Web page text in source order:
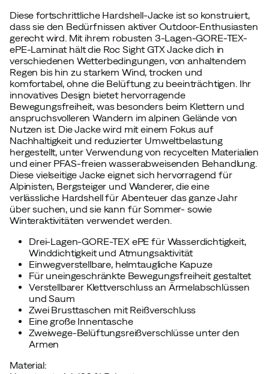
Diese fortschrittliche Hardshell-Jacke ist so konstruiert,
dass sie den Bedürfnissen aktiver Outdoor-Enthusiasten
gerecht wird. Mit ihrem robusten 3-Lagen-GORE-TEX-
ePE-Laminat hält die Roc Sight GTX Jacke dich in
verschiedenen Wetterbedingungen, von anhaltendem
Regen bis hin zu starkem Wind, trocken und
komfortabel, ohne die Belüftung zu beeinträchtigen. Ihr
innovatives Design bietet hervorragende
Bewegungsfreiheit, was besonders beim Klettern und
anspruchsvolleren Wandern im alpinen Gelände von
Nutzen ist. Die Jacke wird mit einem Fokus auf
Nachhaltigkeit und reduzierter Umweltbelastung
hergestellt, unter Verwendung von recycelten Materialien
und einer PFAS-freien wasserabweisenden Behandlung.
Diese vielseitige Jacke eignet sich hervorragend für
Alpinisten, Bergsteiger und Wanderer, die eine
verlässliche Hardshell für Abenteuer das ganze Jahr
über suchen, und sie kann für Sommer- sowie
Winteraktivitäten verwendet werden.
Drei-Lagen-GORE-TEX ePE für Wasserdichtigkeit,
Winddichtigkeit und Atmungsaktivität
Einwegverstellbare, helmtaugliche Kapuze
Für uneingeschränkte Bewegungsfreiheit gestaltet
Verstellbarer Klettverschluss an Ärmelabschlüssen
und Saum
Zwei Brusttaschen mit Reißverschluss
Eine große Innentasche
Zweiwege-Belüftungsreißverschlüsse unter den
Armen
Material: